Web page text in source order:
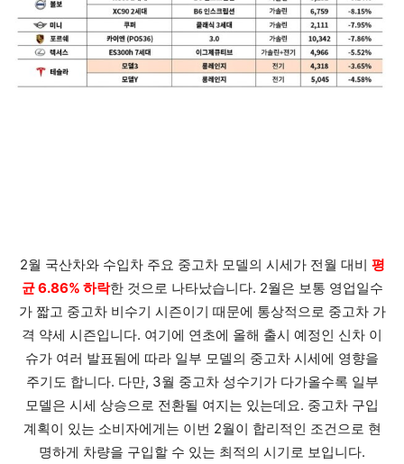
2월 국산차와 수입차 주요 중고차 모델의 시세가 전월 대비 평
균 6.86% 하락한 것으로 나타났습니다. 2월은 보통 영업일수
가 짧고 중고차 비수기 시즌이기 때문에 통상적으로 중고차 가
격 약세 시즌입니다. 여기에 연초에 올해 출시 예정인 신차 이
슈가 여러 발표됨에 따라 일부 모델의 중고차 시세에 영향을
주기도 합니다. 다만, 3월 중고차 성수기가 다가올수록 일부
모델은 시세 상승으로 전환될 여지는 있는데요. 중고차 구입
계획이 있는 소비자에게는 이번 2월이 합리적인 조건으로 현
명하게 차량을 구입할 수 있는 최적의 시기로 보입니다.